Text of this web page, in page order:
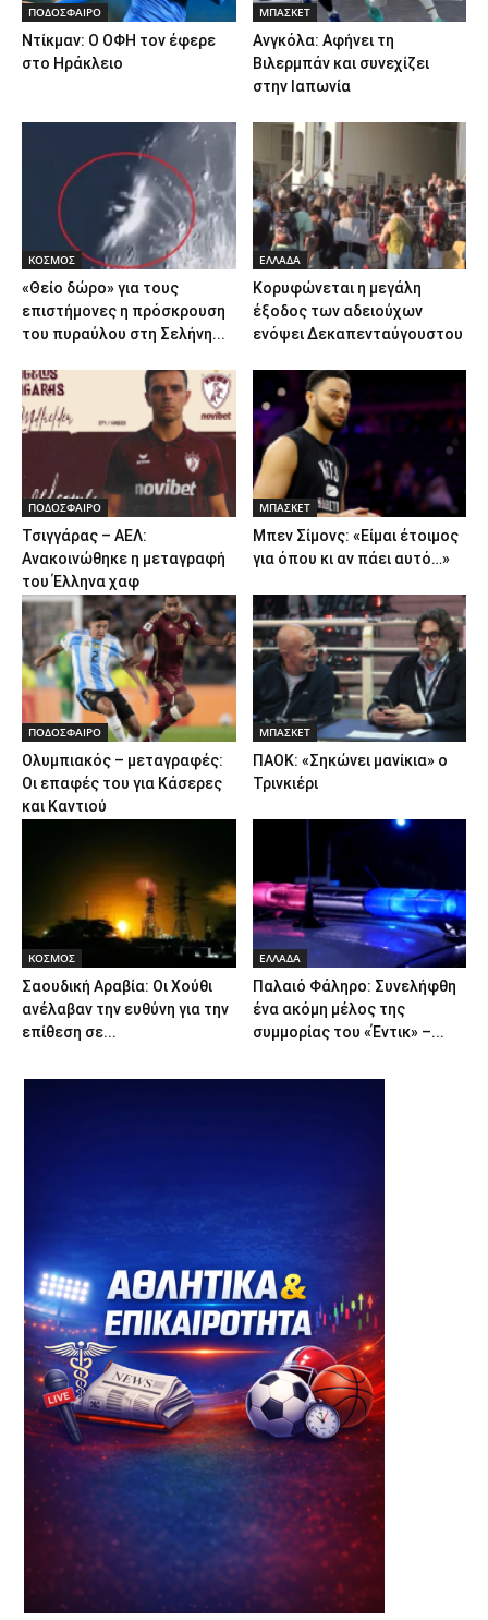
ΠΟΔΟΣΦΑΙΡΟ
Ντίκμαν: Ο ΟΦΗ τον έφερε
στο Ηράκλειο
ΜΠΑΣΚΕΤ
Ανγκόλα: Αφήνει τη
Βιλερμπάν και συνεχίζει
στην Ιαπωνία
ΚΟΣΜΟΣ
«Θείο δώρο» για τους
επιστήμονες η πρόσκρουση
του πυραύλου στη Σελήνη...
ΕΛΛΑΔΑ
Κορυφώνεται η μεγάλη
έξοδος των αδειούχων
ενόψει Δεκαπενταύγουστου
ΠΟΔΟΣΦΑΙΡΟ
Τσιγγάρας – ΑΕΛ:
Ανακοινώθηκε η μεταγραφή
του Έλληνα χαφ
ΜΠΑΣΚΕΤ
Μπεν Σίμονς: «Είμαι έτοιμος
για όπου κι αν πάει αυτό…»
ΠΟΔΟΣΦΑΙΡΟ
Ολυμπιακός – μεταγραφές:
Οι επαφές του για Κάσερες
και Καντιού
ΜΠΑΣΚΕΤ
ΠΑΟΚ: «Σηκώνει μανίκια» ο
Τρινκιέρι
ΚΟΣΜΟΣ
Σαουδική Αραβία: Οι Χούθι
ανέλαβαν την ευθύνη για την
επίθεση σε...
ΕΛΛΑΔΑ
Παλαιό Φάληρο: Συνελήφθη
ένα ακόμη μέλος της
συμμορίας του «Έντικ» –...